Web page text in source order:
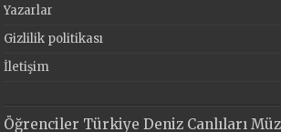
Yazarlar
Gizlilik politikası
İletişim
Öğrenciler Türkiye Deniz Canlıları